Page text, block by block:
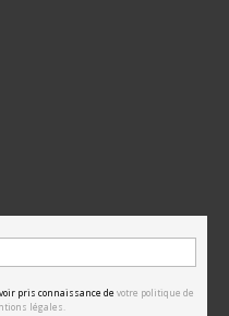
pris connaissance de votre politique de
légales.